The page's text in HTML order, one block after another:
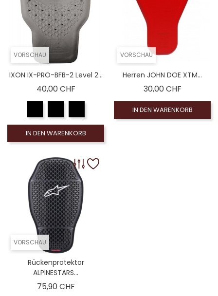
VORSCHAU
IXON IX-PRO-BFB-2 Level 2...
40,00 CHFPreis
IN DEN WARENKORB
VORSCHAU
Herren JOHN DOE XTM...
30,00 CHFPreis
IN DEN WARENKORB
VORSCHAU
Rückenprotektor
ALPINESTARS...
75,90 CHFPreis